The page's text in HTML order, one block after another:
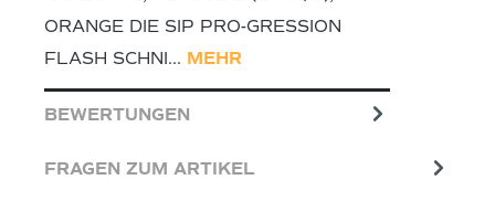
ORANGE DIE SIP PRO-GRESSION
FLASH SCHNI… MEHR
BEWERTUNGEN
FRAGEN ZUM ARTIKEL